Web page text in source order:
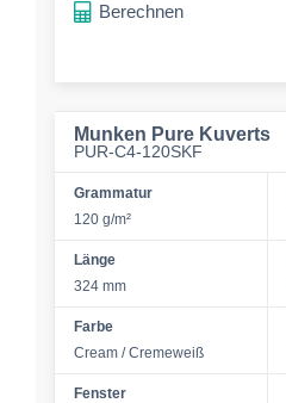
Berechnen
Munken Pure Kuverts
PUR-C4-120SKF
Grammatur
120 g/m²
Länge
324 mm
Farbe
Cream / Cremeweiß
Fenster